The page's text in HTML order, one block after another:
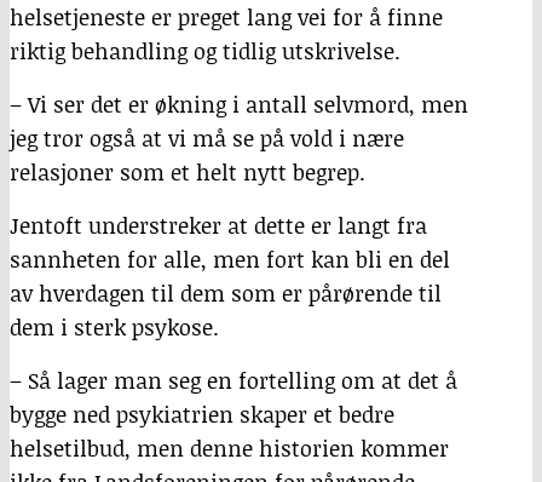
helsetjeneste er preget lang vei for å finne
riktig behandling og tidlig utskrivelse.
– Vi ser det er økning i antall selvmord, men
jeg tror også at vi må se på vold i nære
relasjoner som et helt nytt begrep.
Jentoft understreker at dette er langt fra
sannheten for alle, men fort kan bli en del
av hverdagen til dem som er pårørende til
dem i sterk psykose.
– Så lager man seg en fortelling om at det å
bygge ned psykiatrien skaper et bedre
helsetilbud, men denne historien kommer